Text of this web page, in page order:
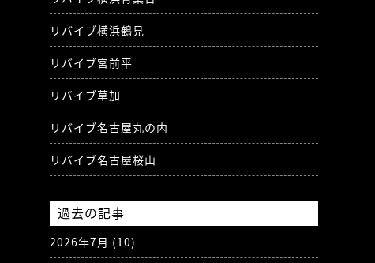
リバイブ横浜鶴見
リバイブ宮前平
リバイブ草加
リバイブ名古屋丸の内
リバイブ名古屋桜山
過去の記事
2026年7月 (10)